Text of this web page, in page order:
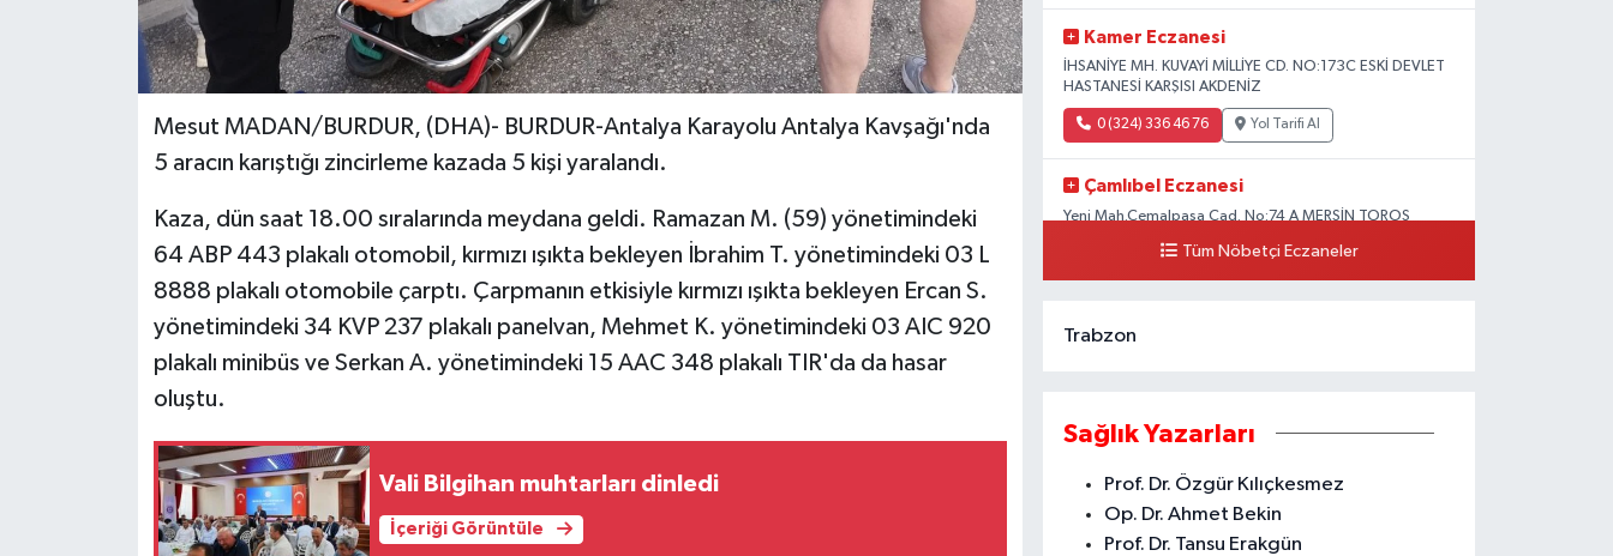
Mesut MADAN/BURDUR, (DHA)- BURDUR-Antalya Karayolu Antalya Kavşağı'nda
5 aracın karıştığı zincirleme kazada 5 kişi yaralandı.
Kaza, dün saat 18.00 sıralarında meydana geldi. Ramazan M. (59) yönetimindeki
64 ABP 443 plakalı otomobil, kırmızı ışıkta bekleyen İbrahim T. yönetimindeki 03 L
8888 plakalı otomobile çarptı. Çarpmanın etkisiyle kırmızı ışıkta bekleyen Ercan S.
yönetimindeki 34 KVP 237 plakalı panelvan, Mehmet K. yönetimindeki 03 AIC 920
plakalı minibüs ve Serkan A. yönetimindeki 15 AAC 348 plakalı TIR'da da hasar
oluştu.
Vali Bilgihan muhtarları dinledi
İçeriği Görüntüle
Kamer Eczanesi
İHSANİYE MH. KUVAYİ MİLLİYE CD. NO:173C ESKİ DEVLET
HASTANESİ KARŞISI AKDENİZ
0 (324) 336 46 76 Yol Tarifi Al
Çamlıbel Eczanesi
Yeni Mah.Cemalpaşa Cad. No:74 A MERSİN TOROS
KARŞISI ARAS KARGO YANITüm Nöbetçi Eczaneler
Trabzon
Sağlık Yazarları
Prof. Dr. Özgür Kılıçkesmez
Op. Dr. Ahmet Bekin
Prof. Dr. Tansu Erakgün